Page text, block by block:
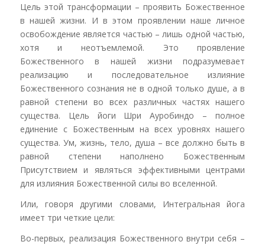
Цель этой трансформации – проявить Божественное
в нашей жизни. И в этом проявлении наше личное
освобождение является частью – лишь одной частью,
хотя и неотъемлемой. Это проявление
Божественного в нашей жизни подразумевает
реализацию и последовательное излияние
Божественного сознания не в одной только душе, а в
равной степени во всех различных частях нашего
существа. Цель йоги Шри Ауробиндо – полное
единение с Божественным на всех уровнях нашего
существа. Ум, жизнь, тело, душа – все должно быть в
равной степени наполнено Божественным
Присутствием и являться эффективными центрами
для излияния Божественной силы во вселенной.
Или, говоря другими словами, Интегральная йога
имеет три четкие цели:
Во-первых, реализация Божественного внутри себя –